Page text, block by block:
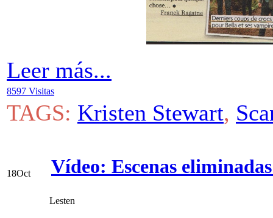
Leer más...
8597 Visitas
TAGS: Kristen Stewart,
18Oct Vídeo: Escenas
Lesten